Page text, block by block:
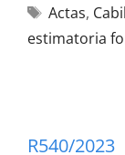
Actas,
estimatoria
R540/2023